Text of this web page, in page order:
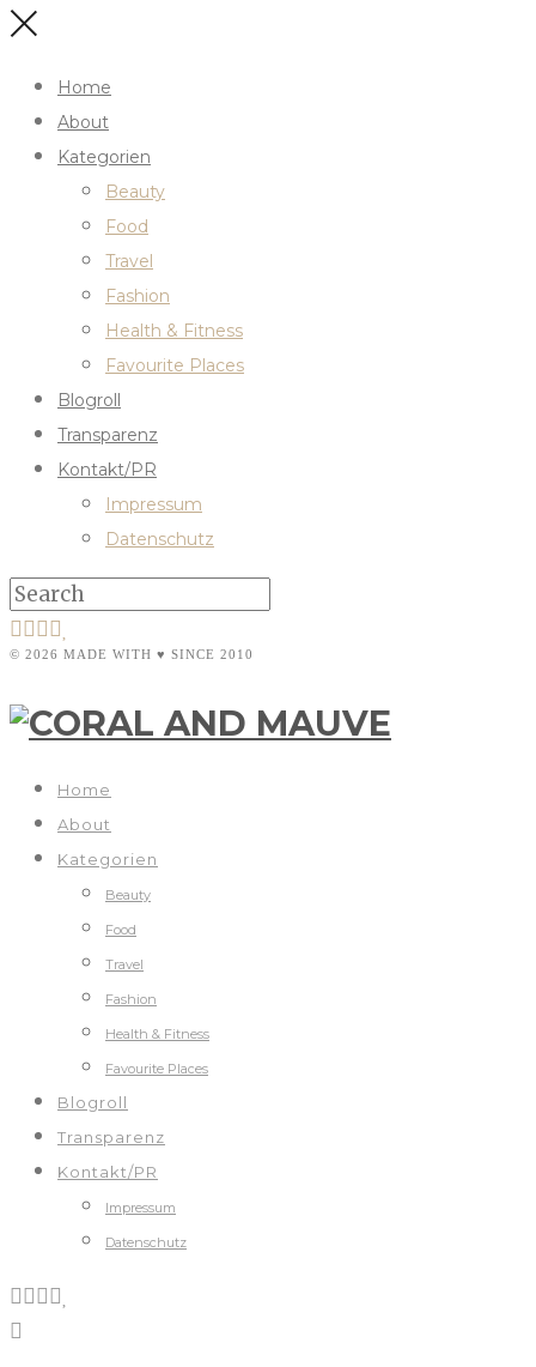
Home
About
Kategorien
Beauty
Food
Travel
Fashion
Health & Fitness
Favourite Places
Blogroll
Transparenz
Kontakt/PR
Impressum
Datenschutz
© 2026 MADE WITH ♥ SINCE 2010
Home
About
Kategorien
Beauty
Food
Travel
Fashion
Health & Fitness
Favourite Places
Blogroll
Transparenz
Kontakt/PR
Impressum
Datenschutz